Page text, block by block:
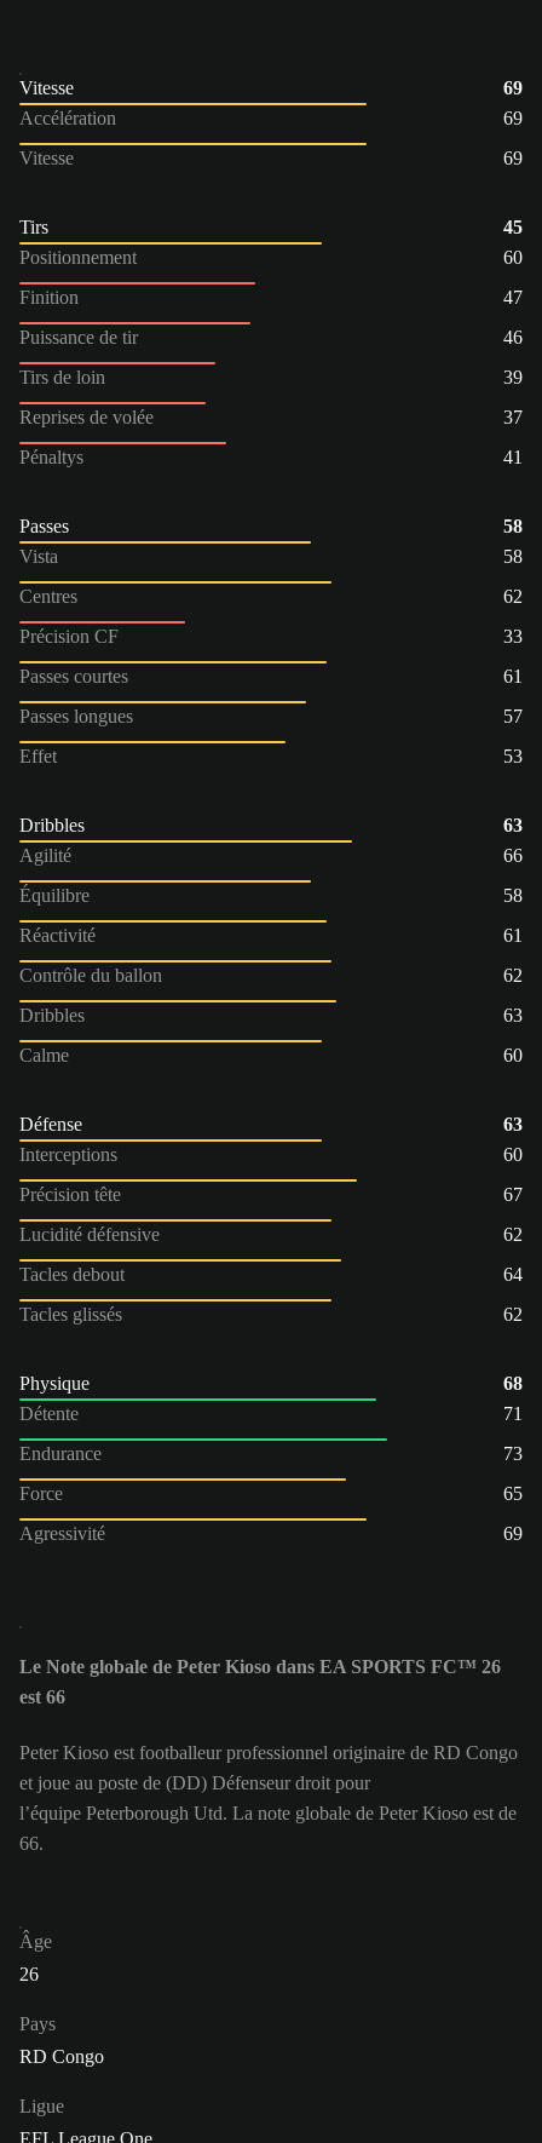
Vitesse
69
Accélération
69
Vitesse
69
Tirs
45
Positionnement
60
Finition
47
Puissance de tir
46
Tirs de loin
39
Reprises de volée
37
Pénaltys
41
Passes
58
Vista
58
Centres
62
Précision CF
33
Passes courtes
61
Passes longues
57
Effet
53
Dribbles
63
Agilité
66
Équilibre
58
Réactivité
61
Contrôle du ballon
62
Dribbles
63
Calme
60
Défense
63
Interceptions
60
Précision tête
67
Lucidité défensive
62
Tacles debout
64
Tacles glissés
62
Physique
68
Détente
71
Endurance
73
Force
65
Agressivité
69
Le Note globale de Peter Kioso dans EA SPORTS FC™ 26
est 66
Peter Kioso est footballeur professionnel originaire de RD Congo
et joue au poste de (DD) Défenseur droit pour
l’équipe Peterborough Utd. La note globale de Peter Kioso est de
66.
Âge
26
Pays
RD Congo
Ligue